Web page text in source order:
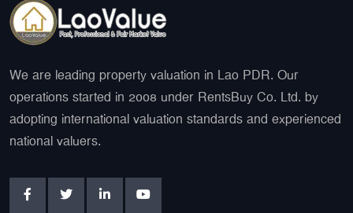
We are leading property valuation in Lao PDR. Our
operations started in 2008 under RentsBuy Co. Ltd. by
adopting international valuation standards and experienced
national valuers.